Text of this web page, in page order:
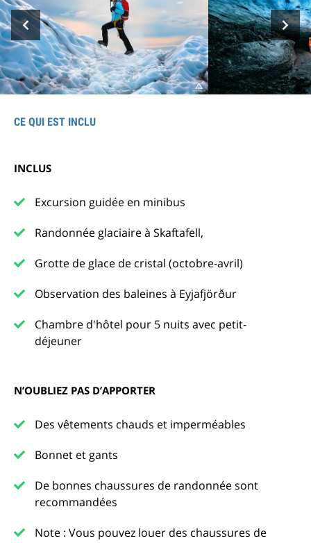
CE QUI EST INCLU
INCLUS
Excursion guidée en minibus
Randonnée glaciaire à Skaftafell,
Grotte de glace de cristal (octobre-avril)
Observation des baleines à Eyjafjörður
Chambre d'hôtel pour 5 nuits avec petit-
déjeuner
N’OUBLIEZ PAS D’APPORTER
Des vêtements chauds et imperméables
Bonnet et gants
De bonnes chaussures de randonnée sont
recommandées
Note : Vous pouvez louer des chaussures de